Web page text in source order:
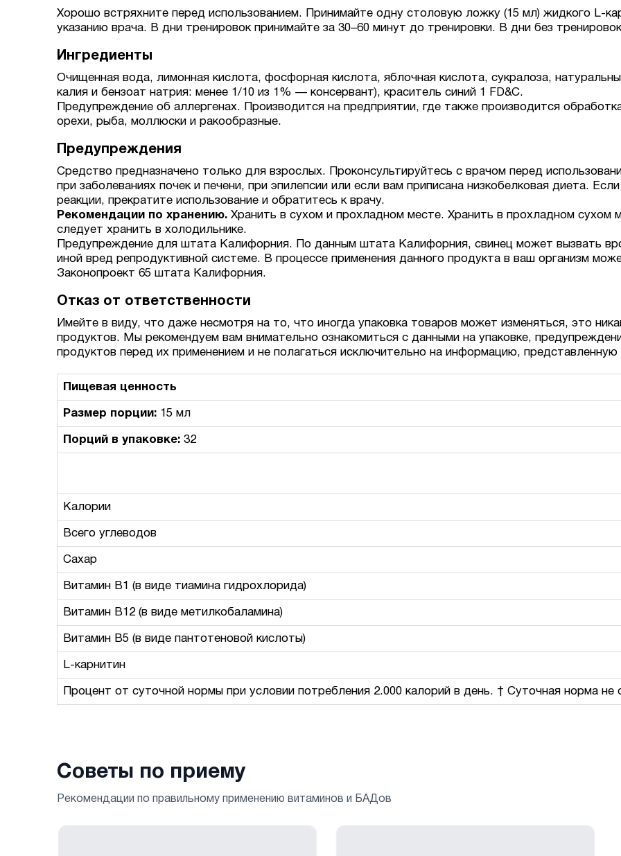
Хорошо встряхните перед использованием. Принимайте одну столовую ложку (15 мл) жидкого L-
указанию врача. В дни тренировок принимайте за 30–60 минут до тренировки. В дни без
Ингредиенты
Очищенная вода, лимонная кислота, фосфорная кислота, яблочная кислота, сукралоза,
калия и бензоат натрия: менее 1/10 из 1% — консервант), краситель синий 1 FD&C.
Предупреждение об аллергенах. Производится на предприятии, где также производится
орехи, рыба, моллюски и ракообразные.
Предупреждения
Средство предназначено только для взрослых. Проконсультируйтесь с врачом перед
при заболеваниях почек и печени, при эпилепсии или если вам приписана низкобелковая диета.
реакции, прекратите использование и обратитесь к врачу.
Рекомендации по хранению. Хранить в сухом и прохладном месте. Хранить в прохладном сухом
следует хранить в холодильнике.
Предупреждение для штата Калифорния. По данным штата Калифорния, свинец может вызвать
иной вред репродуктивной системе. В процессе применения данного продукта в ваш организм
Законопроект 65 штата Калифорния.
Отказ от ответственности
Имейте в виду, что даже несмотря на то, что иногда упаковка товаров может изменяться, это
продуктов. Мы рекомендуем вам внимательно ознакомиться с данными на упаковке,
продуктов перед их применением и не полагаться исключительно на информацию, представленную
Пищевая ценность
Размер порции: 15 мл
Порций в упаковке: 32
Калории
Всего углеводов
Сахар
Витамин B1 (в виде тиамина гидрохлорида)
Витамин В12 (в виде метилкобаламина)
Витамин B5 (в виде пантотеновой кислоты)
L-карнитин
Процент от суточной нормы при условии потребления 2.000 калорий в день. † Суточная норма не
Советы по приему
Рекомендации по правильному применению витаминов и БАДов